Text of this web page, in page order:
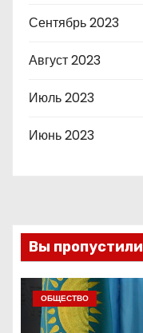
Сентябрь 2023
Август 2023
Июль 2023
Июнь 2023
Вы пропустили
ОБЩЕСТВО